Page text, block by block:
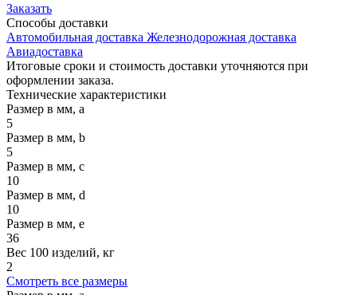
Заказать
Способы доставки
Автомобильная доставка Железнодорожная доставка
Авиадоставка
Итоговые сроки и стоимость доставки уточняются при
оформлении заказа.
Технические характеристики
Размер в мм, a
5
Размер в мм, b
5
Размер в мм, c
10
Размер в мм, d
10
Размер в мм, e
36
Вес 100 изделий, кг
2
Смотреть все размеры